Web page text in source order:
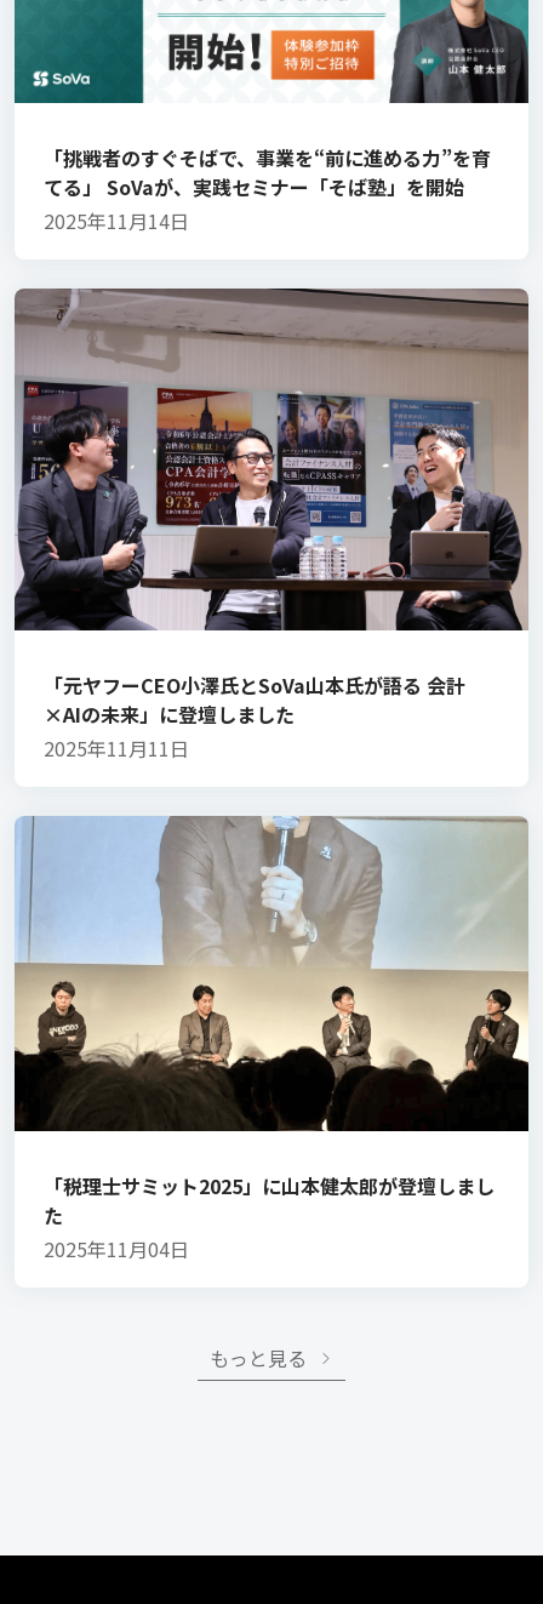
「挑戦者のすぐそばで、事業を“前に進める力”を育
てる」 SoVaが、実践セミナー「そば塾」を開始
2025年11月14日
「元ヤフーCEO小澤氏とSoVa山本氏が語る 会計
×AIの未来」に登壇しました
2025年11月11日
「税理士サミット2025」に山本健太郎が登壇しまし
た
2025年11月04日
もっと見る